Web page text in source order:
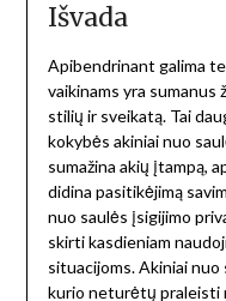
Išvada
Apibendrinant galima
vaikinams yra sumanus
stilių ir sveikatą. Tai
kokybės akiniai nuo
sumažina akių įtampą,
didina pasitikėjimą
nuo saulės įsigijimo
skirti kasdieniam
situacijoms. Akiniai nuo
kurio neturėtų praleisti